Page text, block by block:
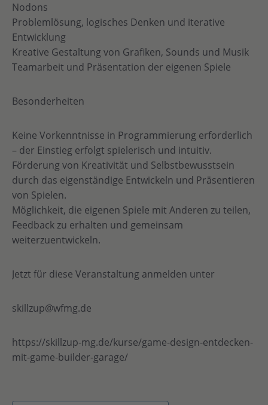
Nodons
Problemlösung, logisches Denken und iterative
Entwicklung
Kreative Gestaltung von Grafiken, Sounds und Musik
Teamarbeit und Präsentation der eigenen Spiele
Besonderheiten
Keine Vorkenntnisse in Programmierung erforderlich
– der Einstieg erfolgt spielerisch und intuitiv.
Förderung von Kreativität und Selbstbewusstsein
durch das eigenständige Entwickeln und Präsentieren
von Spielen.
Möglichkeit, die eigenen Spiele mit Anderen zu teilen,
Feedback zu erhalten und gemeinsam
weiterzuentwickeln.
Jetzt für diese Veranstaltung anmelden unter
skillzup@wfmg.de
https://skillzup-mg.de/kurse/game-design-entdecken-
mit-game-builder-garage/